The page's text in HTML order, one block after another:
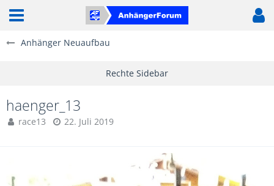
Anhänger Neuaufbau
haenger_13
race13 22. Juli 2019